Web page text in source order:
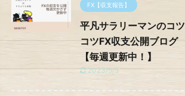
FX【収支報告】
平凡サラリーマンのコツ
コツFX収支公開ブログ
【毎週更新中！】
2023/5/5